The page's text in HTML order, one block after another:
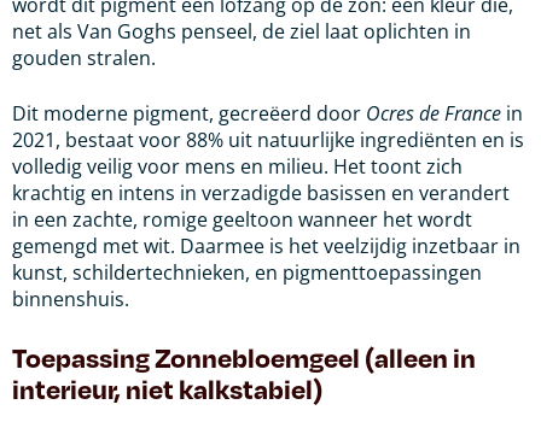
net als Van Goghs penseel, de ziel laat oplichten in
gouden stralen.
Dit moderne pigment, gecreëerd door Ocres de France in
2021, bestaat voor 88% uit natuurlijke ingrediënten en is
volledig veilig voor mens en milieu. Het toont zich
krachtig en intens in verzadigde basissen en verandert
in een zachte, romige geeltoon wanneer het wordt
gemengd met wit. Daarmee is het veelzijdig inzetbaar in
kunst, schildertechnieken, en pigmenttoepassingen
binnenshuis.
ToepassingZonnebloemgeel (alleen in
interieur, niet kalkstabiel)